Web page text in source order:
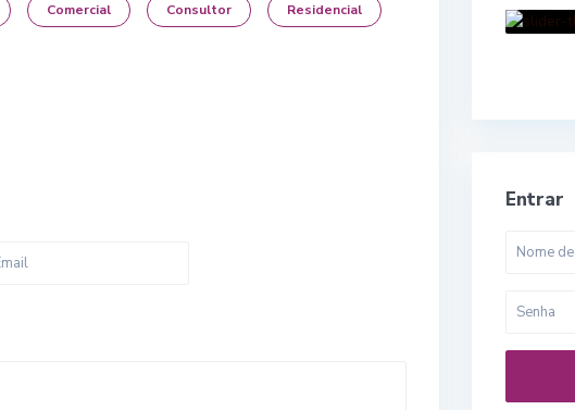
Comercial Consultor Residencial
Entrar